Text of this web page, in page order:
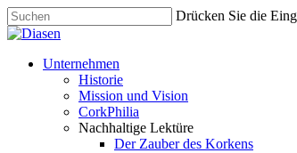
Skip
to
content
Drücken Sie die
Close
search
Menu
Unternehmen
Historie
Mission und Vision
CorkPhilia
Nachhaltige Lektüre
Der Zauber des Korkens